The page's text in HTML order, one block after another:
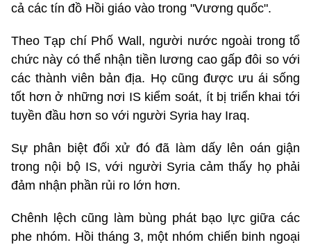
cả các tín đồ Hồi giáo vào trong "Vương quốc".
Theo Tạp chí Phố Wall, người nước ngoài trong tổ
chức này có thể nhận tiền lương cao gấp đôi so với
các thành viên bản địa. Họ cũng được ưu ái sống
tốt hơn ở những nơi IS kiểm soát, ít bị triển khai tới
tuyền đầu hơn so với người Syria hay Iraq.
Sự phân biệt đối xử đó đã làm dấy lên oán giận
trong nội bộ IS, với người Syria cảm thấy họ phải
đảm nhận phần rủi ro lớn hơn.
Chênh lệch cũng làm bùng phát bạo lực giữa các
phe nhóm. Hồi tháng 3, một nhóm chiến binh ngoại